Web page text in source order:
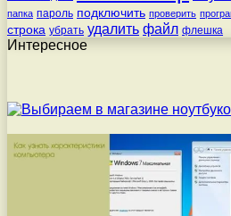
папка пароль подключить проверить
строка убрать удалить файл флешка
Интересное